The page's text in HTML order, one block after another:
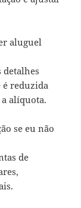
aluguel
detalhes
é reduzida
alíquota.
se eu não
de